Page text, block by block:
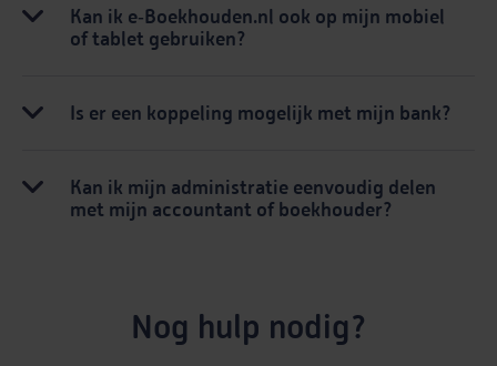
Kan ik e‑Boekhouden.nl ook op mijn mobiel
of tablet gebruiken?
Is er een koppeling mogelijk met mijn bank?
Kan ik mijn administratie eenvoudig delen
met mijn accountant of boekhouder?
Nog hulp nodig?